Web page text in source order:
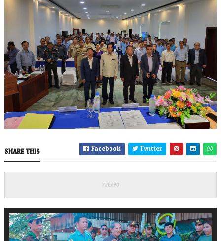
SHARE THIS Facebook Twitter